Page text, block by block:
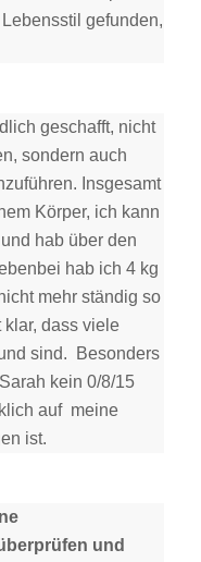
gefunden,
geschafft, nicht
sondern auch
Insgesamt
Körper, ich kann
hab über den
hab ich 4 kg
mehr ständig so
klar, dass viele
sind. Besonders
kein 0/8/15
auf meine
ist.
und